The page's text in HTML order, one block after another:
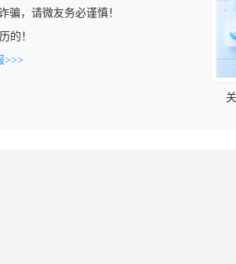
骗，请微友务必谨慎！
的！
>>>